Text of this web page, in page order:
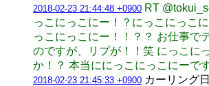
2018-02-23 21:44:48 +0900 RT
っこにっこにー！？にっこにっこ
っこにっこにー！！？？ お仕事で
のですが、リプが！！笑 にっこに
か！？ 本当ににっこにっこにーで
2018-02-23 21:45:33 +0900 カーリング